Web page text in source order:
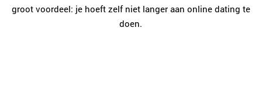
groot voordeel: je hoeft zelf niet langer aan online dating te
doen.